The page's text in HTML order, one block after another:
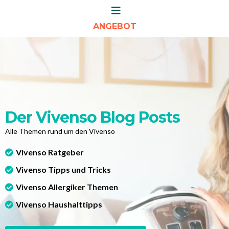
ANGEBOT
Der Vivenso Blog Posts
Alle Themen rund um den Vivenso
Vivenso Ratgeber
Vivenso Tipps und Tricks
Vivenso Allergiker Themen
Vivenso Haushalttipps